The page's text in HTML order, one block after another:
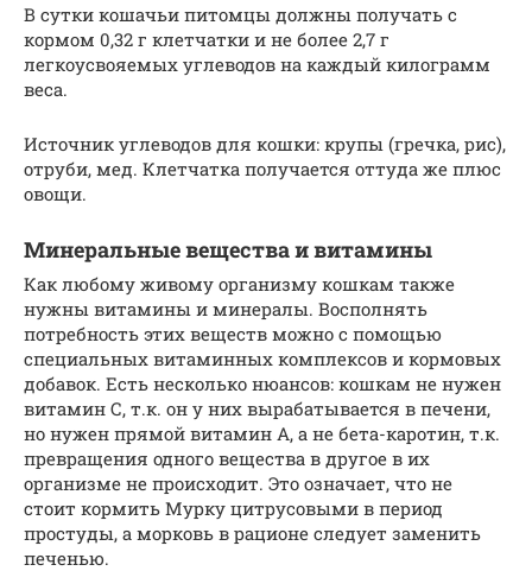
В сутки кошачьи питомцы должны получать с
кормом 0,32 г клетчатки и не более 2,7 г
легкоусвояемых углеводов на каждый килограмм
веса.
Источник углеводов для кошки: крупы (гречка, рис),
отруби, мед. Клетчатка получается оттуда же плюс
овощи.
Минеральные вещества и витамины
Как любому живому организму кошкам также
нужны витамины и минералы. Восполнять
потребность этих веществ можно с помощью
специальных витаминных комплексов и кормовых
добавок. Есть несколько нюансов: кошкам не нужен
витамин С, т.к. он у них вырабатывается в печени,
но нужен прямой витамин А, а не бета-каротин, т.к.
превращения одного вещества в другое в их
организме не происходит. Это означает, что не
стоит кормить Мурку цитрусовыми в период
простуды, а морковь в рационе следует заменить
печенью.